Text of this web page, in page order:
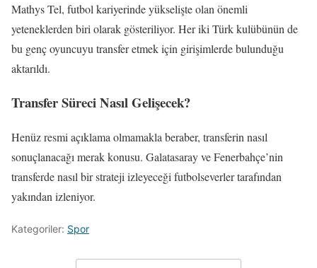
Mathys Tel, futbol kariyerinde yükselişte olan önemli
yeteneklerden biri olarak gösteriliyor. Her iki Türk kulübünün de
bu genç oyuncuyu transfer etmek için girişimlerde bulunduğu
aktarıldı.
Transfer Süreci Nasıl Gelişecek?
Henüz resmi açıklama olmamakla beraber, transferin nasıl
sonuçlanacağı merak konusu. Galatasaray ve Fenerbahçe’nin
transferde nasıl bir strateji izleyeceği futbolseverler tarafından
yakından izleniyor.
Kategoriler: Spor